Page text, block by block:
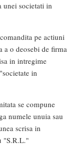
unei societati in
pe actiuni
a o deosebi de firma
in intregime
in
se compune
numele unuia sau
scrisa in
"S.R.L."